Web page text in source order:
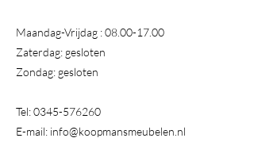
Maandag-Vrijdag :08.00-17.00
Zaterdag: gesloten
Zondag: gesloten
Tel:0345-576260
E-mail: info@koopmansmeubelen.nl